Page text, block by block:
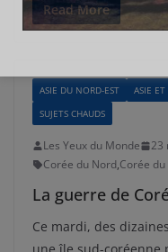
Read More
ASIE DU NORD-EST ASIE
SUJETS CHAUDS
Les Yeux du Monde 23
Corée du Nord,Corée du
La guerre de
Ce mardi, des